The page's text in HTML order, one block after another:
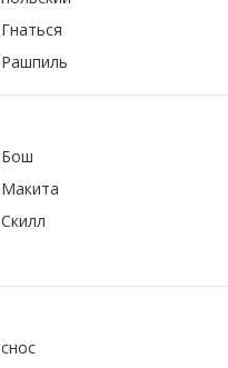
Гнаться
Рашпиль
Бош
Макита
Скилл
снос